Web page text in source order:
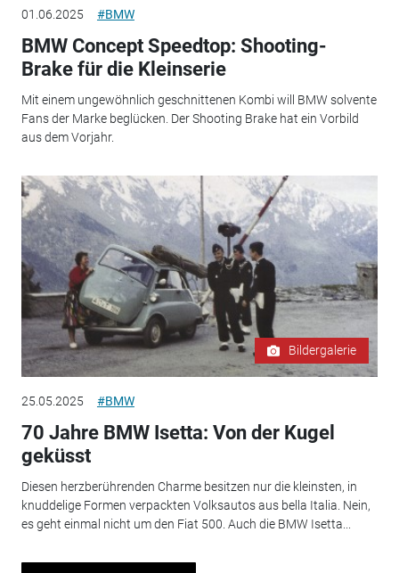
01.06.2025 #BMW
BMW Concept Speedtop: Shooting-
Brake für die Kleinserie
Mit einem ungewöhnlich geschnittenen Kombi will BMW solvente
Fans der Marke beglücken. Der Shooting Brake hat ein Vorbild
aus dem Vorjahr.
Bildergalerie
25.05.2025 #BMW
70 Jahre BMW Isetta: Von der Kugel
geküsst
Diesen herzberührenden Charme besitzen nur die kleinsten, in
knuddelige Formen verpackten Volksautos aus bella Italia. Nein,
es geht einmal nicht um den Fiat 500. Auch die BMW Isetta...